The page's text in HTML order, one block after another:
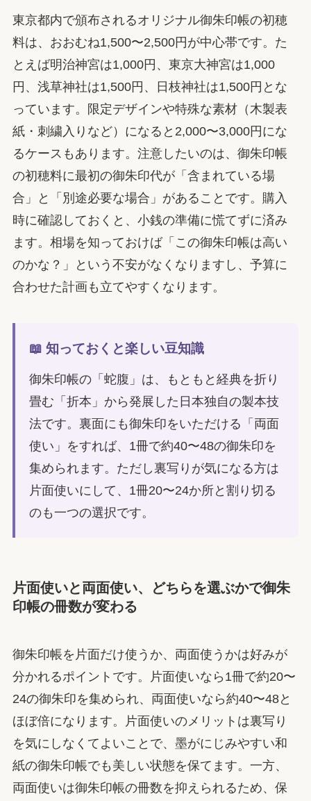
東京都内で頒布されるオリジナル御朱印帳の初穂
料は、おおむね1,500〜2,500円が中心帯です。た
とえば明治神宮は1,000円、東京大神宮は1,000
円、浅草神社は1,500円、日枝神社は1,500円とな
っています。限定デザインや特殊な素材（木製表
紙・刺繍入りなど）になると2,000〜3,000円にな
るケースもあります。注意したいのは、御朱印帳
の初穂料に最初の御朱印代が「含まれている場
合」と「別途必要な場合」があることです。購入
時に確認しておくと、小銭の準備に慌てずに済み
ます。相場を知っておけば「この御朱印帳は高い
のかな？」という不安がなくなりますし、予算に
合わせた計画も立てやすくなります。
📖 知っておくと楽しい豆知識
御朱印帳の「蛇腹」は、もともと経典を折り
畳む「折本」から発展した日本独自の製本技
法です。裏面にも御朱印をいただける「両面
使い」をすれば、1冊で約40〜48の御朱印を
集められます。ただし裏写りが気になる方は
片面使いにして、1冊20〜24か所と割り切る
のも一つの選択です。
片面使いと両面使い、どちらを選ぶかで御朱
印帳の冊数が変わる
御朱印帳を片面だけ使うか、両面使うかは好みが
分かれるポイントです。片面使いなら1冊で約20〜
24の御朱印を集められ、両面使いなら約40〜48と
ほぼ倍になります。片面使いのメリットは裏写り
を気にしなくてよいことで、墨がにじみやすい和
紙の御朱印帳でも美しい状態を保てます。一方、
両面使いは御朱印帳の冊数を抑えられるため、保